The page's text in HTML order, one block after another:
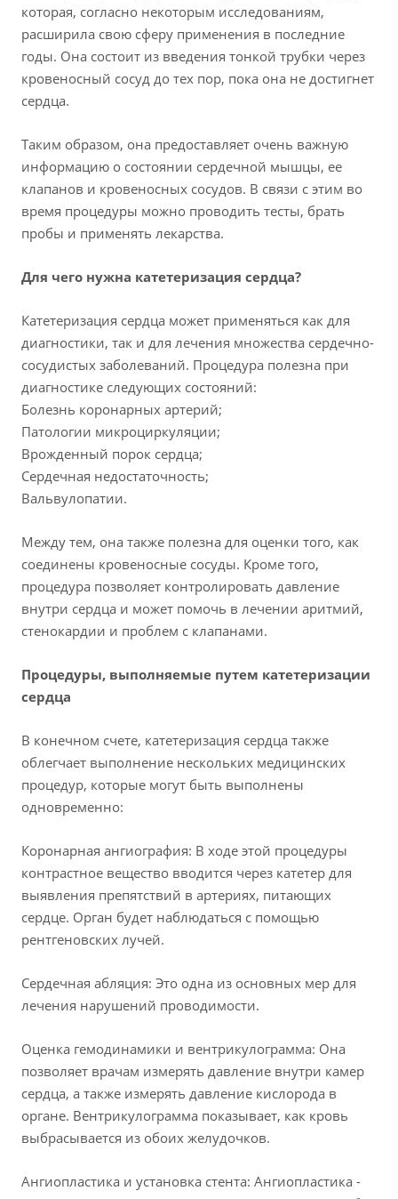
которая, согласно некоторым исследованиям,
расширила свою сферу применения в последние
годы. Она состоит из введения тонкой трубки через
кровеносный сосуд до тех пор, пока она не достигнет
сердца.
Таким образом, она предоставляет очень важную
информацию о состоянии сердечной мышцы, ее
клапанов и кровеносных сосудов. В связи с этим во
время процедуры можно проводить тесты, брать
пробы и применять лекарства.
Для чего нужна катетеризация сердца?
Катетеризация сердца может применяться как для
диагностики, так и для лечения множества сердечно-
сосудистых заболеваний. Процедура полезна при
диагностике следующих состояний:
Болезнь коронарных артерий;
Патологии микроциркуляции;
Врожденный порок сердца;
Сердечная недостаточность;
Вальвулопатии.
Между тем, она также полезна для оценки того, как
соединены кровеносные сосуды. Кроме того,
процедура позволяет контролировать давление
внутри сердца и может помочь в лечении аритмий,
стенокардии и проблем с клапанами.
Процедуры, выполняемые путем катетеризации
сердца
В конечном счете, катетеризация сердца также
облегчает выполнение нескольких медицинских
процедур, которые могут быть выполнены
одновременно:
Коронарная ангиография: В ходе этой процедуры
контрастное вещество вводится через катетер для
выявления препятствий в артериях, питающих
сердце. Орган будет наблюдаться с помощью
рентгеновских лучей.
Сердечная абляция: Это одна из основных мер для
лечения нарушений проводимости.
Оценка гемодинамики и вентрикулограмма: Она
позволяет врачам измерять давление внутри камер
сердца, а также измерять давление кислорода в
органе. Вентрикулограмма показывает, как кровь
выбрасывается из обоих желудочков.
Ангиопластика и установка стента: Ангиопластика -